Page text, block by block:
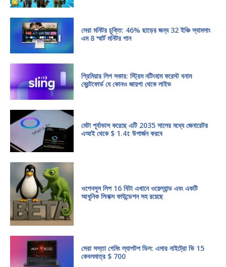
সেরা মনিটর চুক্তি: 46% ছাড়ের জন্য 32 ইঞ্চি স্যামসাং
এম 8 স্মার্ট মনিটর পান
প্রিমিয়ার লিগ সকার: স্ট্রিম নটিংহাম ফরেস্ট বনাম
ব্রেন্টফোর্ড যে কোনও জায়গা থেকে লাইভ
মেটা পূর্বাভাস করেছে এটি 2035 সালের মধ্যে জেনারেটর
এআই থেকে $ 1.4t উপার্জন করবে
ওপেনসুস লিপ 16 বিটা এখানে ওয়েল্যান্ড এবং একটি
আধুনিক লিনাক্স ফাউন্ডেশন সহ রয়েছে
সেরা সস্তা গেমিং ল্যাপটপ ডিল: এসার নাইট্রো ভি 15
কেবলমাত্র $ 700